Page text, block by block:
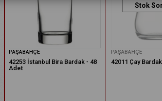
PAŞABAHÇE
42253 İstanbul Bira Bardak - 48
Adet
Stok
PAŞABAHÇE
42011 Çay Bardak